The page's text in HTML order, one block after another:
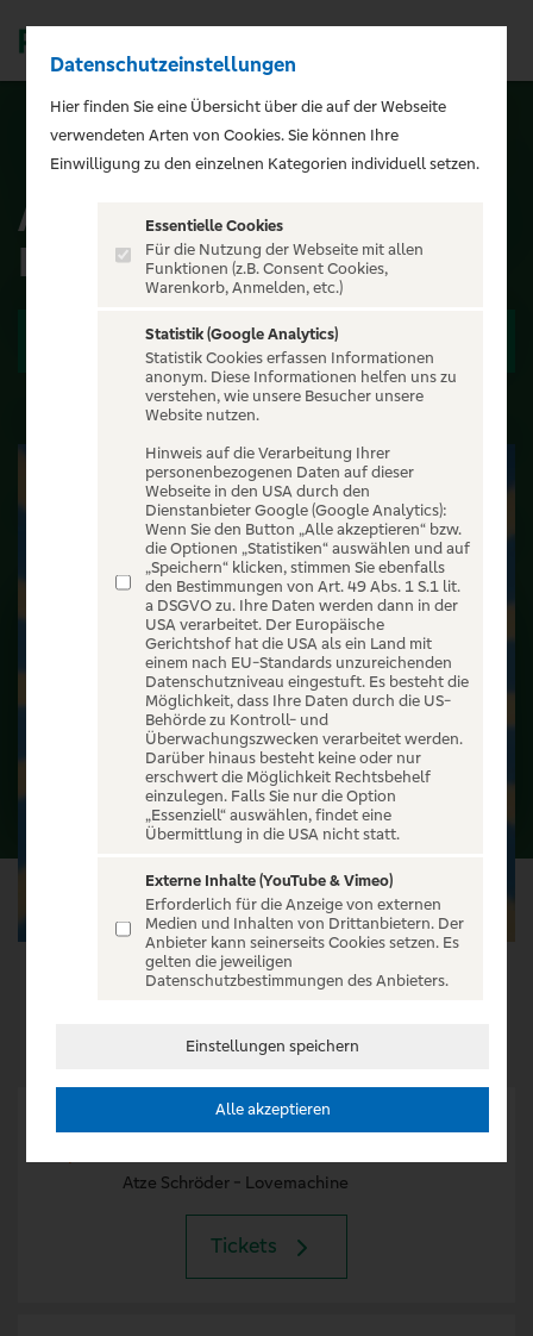
ALLE EVENTS
Atze Schröder -
Lovemachine
Zu den Terminen
19
Atze Schröder - Lovemachine
Tickets
Datenschutzeinstellungen
Hier finden Sie eine Übersicht über die auf der Webseite
verwendeten Arten von Cookies. Sie können Ihre
Einwilligung zu den einzelnen Kategorien individuell setzen.
Essentielle Cookies
Für die Nutzung der Webseite mit allen
Funktionen (z.B. Consent Cookies,
Warenkorb, Anmelden, etc.)
Statistik (Google Analytics)
Statistik Cookies erfassen Informationen
anonym. Diese Informationen helfen uns zu
verstehen, wie unsere Besucher unsere
Website nutzen.
Hinweis auf die Verarbeitung Ihrer
personenbezogenen Daten auf dieser
Webseite in den USA durch den
Dienstanbieter Google (Google Analytics):
Wenn Sie den Button „Alle akzeptieren“ bzw.
die Optionen „Statistiken“ auswählen und auf
„Speichern“ klicken, stimmen Sie ebenfalls
den Bestimmungen von Art. 49 Abs. 1 S.1 lit.
a DSGVO zu. Ihre Daten werden dann in der
USA verarbeitet. Der Europäische
Gerichtshof hat die USA als ein Land mit
einem nach EU-Standards unzureichenden
Datenschutzniveau eingestuft. Es besteht die
Möglichkeit, dass Ihre Daten durch die US-
Behörde zu Kontroll- und
Überwachungszwecken verarbeitet werden.
Darüber hinaus besteht keine oder nur
erschwert die Möglichkeit Rechtsbehelf
einzulegen. Falls Sie nur die Option
„Essenziell“ auswählen, findet eine
Übermittlung in die USA nicht statt.
Externe Inhalte (YouTube & Vimeo)
Erforderlich für die Anzeige von externen
Medien und Inhalten von Drittanbietern. Der
Anbieter kann seinerseits Cookies setzen. Es
gelten die jeweiligen
Datenschutzbestimmungen des Anbieters.
Einstellungen speichern
Alle akzeptieren